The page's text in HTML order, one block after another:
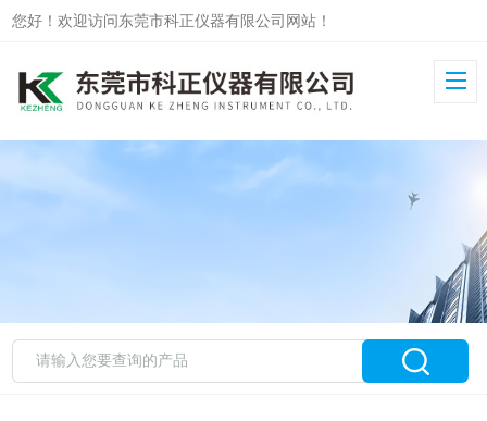
您好！欢迎访问东莞市科正仪器有限公司网站！